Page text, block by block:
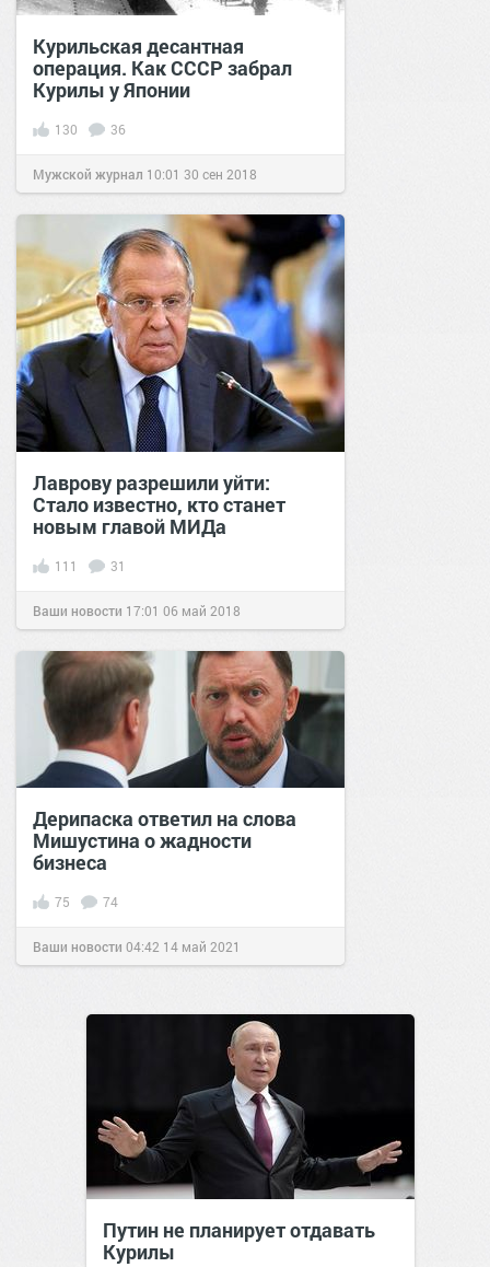
Курильская десантная
операция. Как СССР забрал
Курилы у Японии
130 36
Мужской журнал 10:01 30 сен 2018
Лаврову разрешили уйти:
Стало известно, кто станет
новым главой МИДа
111 31
Ваши новости 17:01 06 май 2018
Дерипаска ответил на слова
Мишустина о жадности
бизнеса
75 74
Ваши новости 04:42 14 май 2021
Путин не планирует отдавать
Курилы